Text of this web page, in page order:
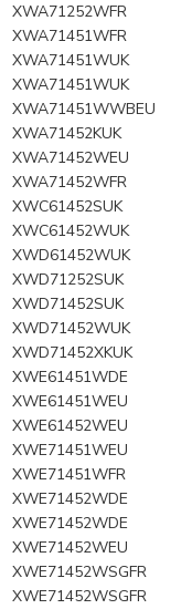
XWA71252WFR
XWA71451WFR
XWA71451WUK
XWA71451WUK
XWA71451WWBEU
XWA71452KUK
XWA71452WEU
XWA71452WFR
XWC61452SUK
XWC61452WUK
XWD61452WUK
XWD71252SUK
XWD71452SUK
XWD71452WUK
XWD71452XKUK
XWE61451WDE
XWE61451WEU
XWE61452WEU
XWE71451WEU
XWE71451WFR
XWE71452WDE
XWE71452WDE
XWE71452WEU
XWE71452WSGFR
XWE71452WSGFR